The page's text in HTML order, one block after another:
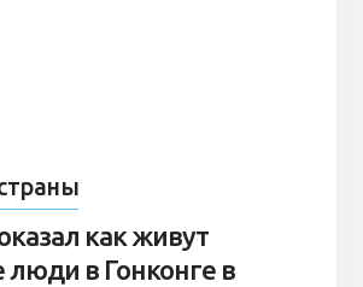
как живут
в Гонконге в